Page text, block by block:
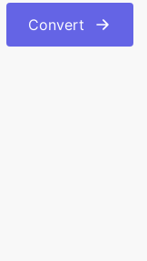
Klicks in das jpeg
Tool können wir